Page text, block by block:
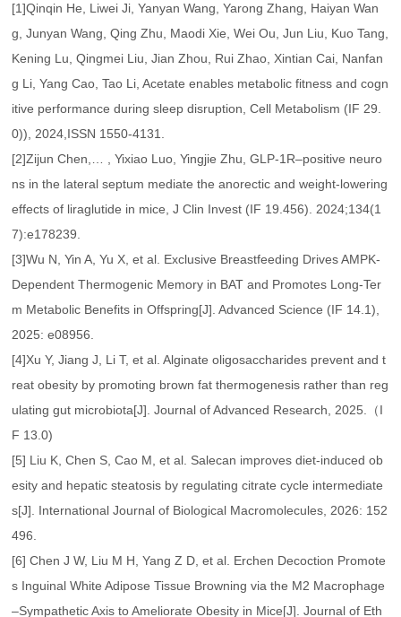
[1]Qinqin He, Liwei Ji, Yanyan Wang, Yarong Zhang, Haiyan Wan
g, Junyan Wang, Qing Zhu, Maodi Xie, Wei Ou, Jun Liu, Kuo Tang,
Kening Lu, Qingmei Liu, Jian Zhou, Rui Zhao, Xintian Cai, Nanfan
g Li, Yang Cao, Tao Li, Acetate enables metabolic fitness and cogn
itive performance during sleep disruption, Cell Metabolism (IF 29.
0)), 2024,ISSN 1550-4131.
[2]Zijun Chen,… , Yixiao Luo, Yingjie Zhu, GLP-1R–positive neuro
ns in the lateral septum mediate the anorectic and weight-lowering
effects of liraglutide in mice, J Clin Invest (IF 19.456). 2024;134(1
7):e178239.
[3]Wu N, Yin A, Yu X, et al. Exclusive Breastfeeding Drives AMPK‐
Dependent Thermogenic Memory in BAT and Promotes Long‐Ter
m Metabolic Benefits in Offspring[J]. Advanced Science (IF 14.1),
2025: e08956.
[4]Xu Y, Jiang J, Li T, et al. Alginate oligosaccharides prevent and t
reat obesity by promoting brown fat thermogenesis rather than reg
ulating gut microbiota[J]. Journal of Advanced Research, 2025.（I
F 13.0)
[5] Liu K, Chen S, Cao M, et al. Salecan improves diet-induced ob
esity and hepatic steatosis by regulating citrate cycle intermediate
s[J]. International Journal of Biological Macromolecules, 2026: 152
496.
[6] Chen J W, Liu M H, Yang Z D, et al. Erchen Decoction Promote
s Inguinal White Adipose Tissue Browning via the M2 Macrophage
–Sympathetic Axis to Ameliorate Obesity in Mice[J]. Journal of Eth